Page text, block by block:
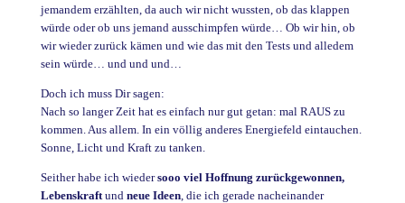
jemandem erzählten, da auch wir nicht wussten, ob das klappen
würde oder ob uns jemand ausschimpfen würde… Ob wir hin, ob
wir wieder zurück kämen und wie das mit den Tests und alledem
sein würde… und und und…
Doch ich muss Dir sagen:
Nach so langer Zeit hat es einfach nur gut getan: mal RAUS zu
kommen. Aus allem. In ein völlig anderes Energiefeld eintauchen.
Sonne, Licht und Kraft zu tanken.
Seither habe ich wiedersooo viel Hoffnung zurückgewonnen,
Lebenskraftund neue Ideen, die ich gerade nacheinander